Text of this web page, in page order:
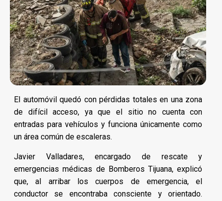
El automóvil quedó con pérdidas totales en una zona
de difícil acceso, ya que el sitio no cuenta con
entradas para vehículos y funciona únicamente como
un área común de escaleras.
Javier Valladares, encargado de rescate y
emergencias médicas de Bomberos Tijuana, explicó
que, al arribar los cuerpos de emergencia, el
conductor se encontraba consciente y orientado.